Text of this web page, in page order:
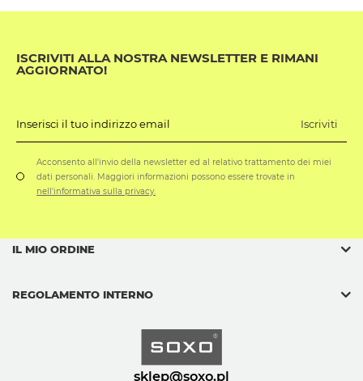
ISCRIVITI ALLA NOSTRA NEWSLETTER E RIMANI
AGGIORNATO!
Inserisci il tuo indirizzo email Iscriviti
Acconsento all'invio della newsletter ed al relativo trattamento dei miei
dati personali. Maggiori informazioni possono essere trovate in
nell'informativa sulla privacy.
sklep@soxo.pl
IL MIO ORDINE
REGOLAMENTO INTERNO